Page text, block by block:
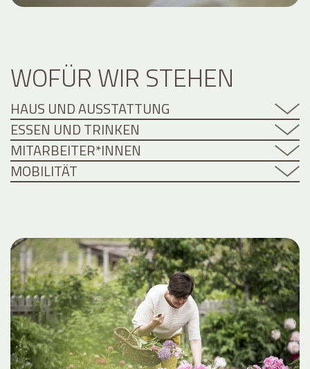
WOFÜR WIR STEHEN
HAUS UND AUSSTATTUNG
ESSEN UND TRINKEN
MITARBEITER*INNEN
MOBILITÄT